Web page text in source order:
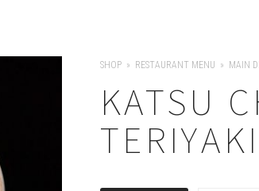
SHOP RESTAURANT MENU MAIN
KATSU
TERIYAKI